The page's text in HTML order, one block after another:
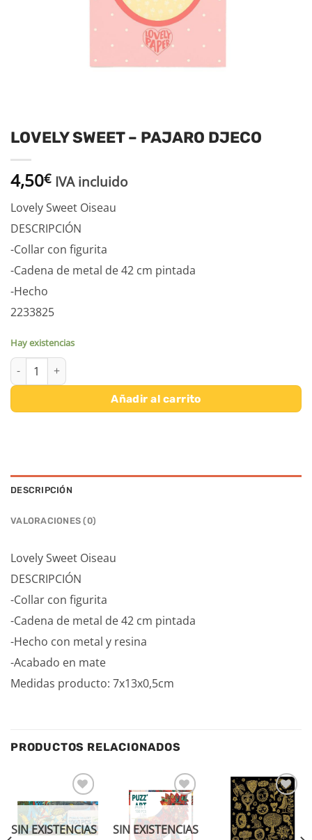
LOVELY SWEET – PAJARO DJECO
4,50€ IVA incluido
Lovely Sweet Oiseau
DESCRIPCIÓN
-Collar con figurita
-Cadena de metal de 42 cm pintada
-Hecho
2233825
Hay existencias
LOVELY SWEET - PAJARO DJECO cantidad
Añadir al carrito
DESCRIPCIÓN
VALORACIONES (0)
Lovely Sweet Oiseau
DESCRIPCIÓN
-Collar con figurita
-Cadena de metal de 42 cm pintada
-Hecho con metal y resina
-Acabado en mate
Medidas producto: 7x13x0,5cm
PRODUCTOS RELACIONADOS
Añadir
lista de
deseos
SIN EXISTENCIAS
Añadir
a la
lista de
deseos
SIN EXISTENCIAS
Añadir
a la
lista de
deseos